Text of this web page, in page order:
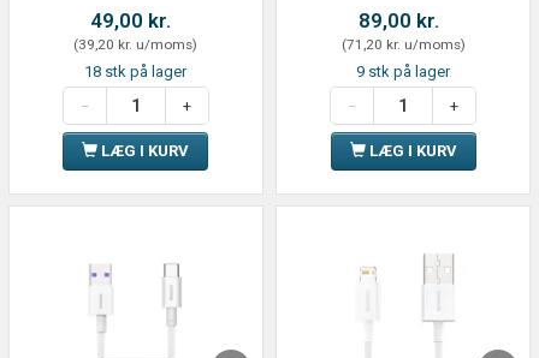
49,00 kr.
(39,20 kr. u/moms)
18 stk på lager
LÆG I KURV
89,00 kr.
(71,20 kr. u/moms)
9 stk på lager
LÆG I KURV